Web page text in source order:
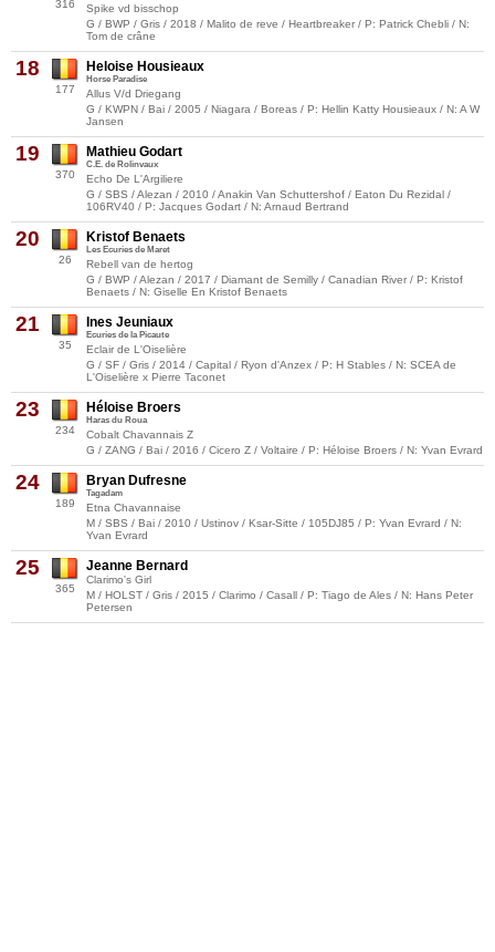
316
Spike vd bisschop
G / BWP / Gris / 2018 / Malito de reve / Heartbreaker / P: Patrick Chebli / N:
Tom de crâne
18
177
Heloise Housieaux
Horse Paradise
Allus V/d Driegang
G / KWPN / Bai / 2005 / Niagara / Boreas / P: Hellin Katty Housieaux / N: A W
Jansen
19
370
Mathieu Godart
C.E. de Rolinvaux
Echo De L'Argiliere
G / SBS / Alezan / 2010 / Anakin Van Schuttershof / Eaton Du Rezidal /
106RV40 / P: Jacques Godart / N: Arnaud Bertrand
20
26
Kristof Benaets
Les Ecuries de Maret
Rebell van de hertog
G / BWP / Alezan / 2017 / Diamant de Semilly / Canadian River / P: Kristof
Benaets / N: Giselle En Kristof Benaets
21
35
Ines Jeuniaux
Ecuries de la Picaute
Eclair de L'Oiselière
G / SF / Gris / 2014 / Capital / Ryon d'Anzex / P: H Stables / N: SCEA de
L'Oiselière x Pierre Taconet
23
234
Héloise Broers
Haras du Roua
Cobalt Chavannais Z
G / ZANG / Bai / 2016 / Cicero Z / Voltaire / P: Héloise Broers / N: Yvan Evrard
24
189
Bryan Dufresne
Tagadam
Etna Chavannaise
M / SBS / Bai / 2010 / Ustinov / Ksar-Sitte / 105DJ85 / P: Yvan Evrard / N:
Yvan Evrard
25
365
Jeanne Bernard
Clarimo's Girl
M / HOLST / Gris / 2015 / Clarimo / Casall / P: Tiago de Ales / N: Hans Peter
Petersen